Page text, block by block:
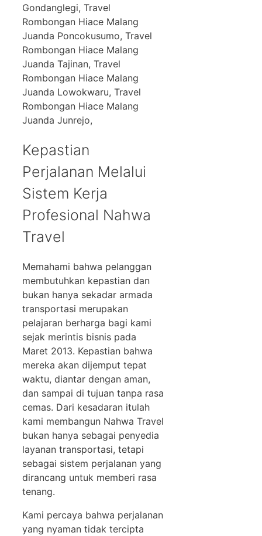
Gondanglegi, Travel
Rombongan Hiace Malang
Juanda Poncokusumo, Travel
Rombongan Hiace Malang
Juanda Tajinan, Travel
Rombongan Hiace Malang
Juanda Lowokwaru, Travel
Rombongan Hiace Malang
Juanda Junrejo,
Kepastian
Perjalanan Melalui
Sistem Kerja
Profesional Nahwa
Travel
Memahami bahwa pelanggan
membutuhkan kepastian dan
bukan hanya sekadar armada
transportasi merupakan
pelajaran berharga bagi kami
sejak merintis bisnis pada
Maret 2013. Kepastian bahwa
mereka akan dijemput tepat
waktu, diantar dengan aman,
dan sampai di tujuan tanpa rasa
cemas. Dari kesadaran itulah
kami membangun Nahwa Travel
bukan hanya sebagai penyedia
layanan transportasi, tetapi
sebagai sistem perjalanan yang
dirancang untuk memberi rasa
tenang.
Kami percaya bahwa perjalanan
yang nyaman tidak tercipta